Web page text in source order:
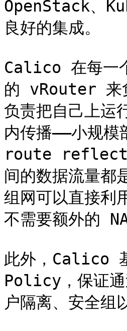
OpenStack、
良好的集成。
Calico 在每一
的 vRouter 来
负责把自己上
内传播——小规模
route
间的数据流量
组网可以直接利
不需要额外的
此外，Calico
Policy，保证
户隔离、安全组